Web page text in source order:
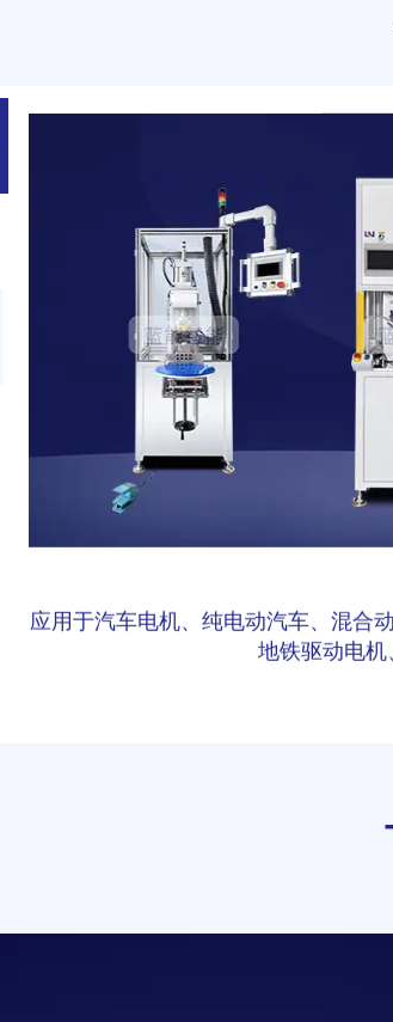
应用于汽车电机、纯电动汽车、混合
地铁驱动电机